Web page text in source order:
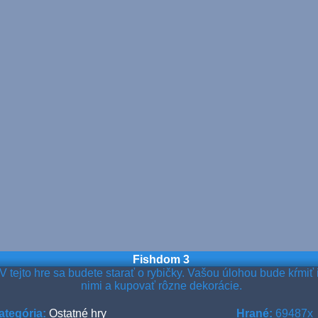
Fishdom 3
V tejto hre sa budete starať o rybičky. Vašou úlohou bude kŕmiť
nimi a kupovať rôzne dekorácie.
Ostatné hry Hrané: 69487x